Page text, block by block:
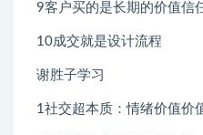
9客户买的是长期的价值信
10成交就是设计流程
谢胜子学习
1社交超本质：情绪价值价